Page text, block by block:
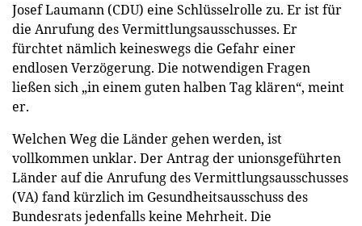
Josef Laumann (CDU) eine Schlüsselrolle zu. Er ist für
die Anrufung des Vermittlungsausschusses. Er
fürchtet nämlich keineswegs die Gefahr einer
endlosen Verzögerung. Die notwendigen Fragen
ließen sich „in einem guten halben Tag klären“, meint
er.
Welchen Weg die Länder gehen werden, ist
vollkommen unklar. Der Antrag der unionsgeführten
Länder auf die Anrufung des Vermittlungsausschusses
(VA) fand kürzlich im Gesundheitsausschuss des
Bundesrats jedenfalls keine Mehrheit. Die